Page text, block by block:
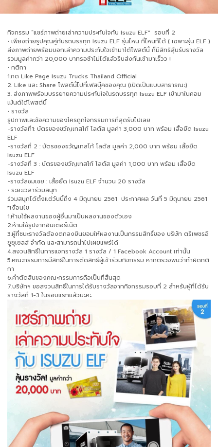
กิจกรรม “แชร์ภาพถ่ายเล่าความประทับใจกับ Isuzu ELF" รอบที่ 2
• เพียงถ่ายรูปคุณคู่กับรถบรรทุก Isuzu ELF รุ่นไหน ที่ไหนก็ได้ ( เฉพาะรุ่น ELF )
ส่งภาพถ่ายพร้อมบอกเล่าความประทับใจเข้ามาใต้โพสต์นี้ ก็มีสิทธิลุ้นรับรางวัล
รวมมูลค่ากว่า 20,000 บาทรอช้าไม่ได้แล้วรีบส่งกันเข้ามาเร็วว !
• กติกา
1.กด Like Page Isuzu Trucks Thailand Official
2. Like และ Share โพสต์นี้ไปที่เฟสบุ๊คของคุณ (เปิดเป็นแบบสาธารณะ)
3. ส่งภาพพร้อมบรรยายความประทับใจในรถบรรทุก Isuzu ELF เข้ามาในคอม
เม้นต์ใต้โพสต์นี้
• รางวัล
รูปภาพและข้อความของใครถูกใจกรรมการที่สุดรับไปเลย
-รางวัลที่1: บัตรของขวัญเทสโก้ โลตัส มูลค่า 3,000 บาท พร้อม เสื้อยืด Isuzu
ELF
-รางวัลที่ 2 : บัตรของขวัญเทสโก้ โลตัส มูลค่า 2,000 บาท พร้อม เสื้อยืด
Isuzu ELF
-รางวัลที่ 3 : บัตรของขวัญเทสโก้ โลตัส มูลค่า 1,000 บาท พร้อม เสื้อยืด
Isuzu ELF
-รางวัลชมเชย : เสื้อยืด Isuzu ELF จำนวน 20 รางวัล
• ระยะเวลาร่วมสนุก
ร่วมสนุกได้ตั้งแต่วันนี้ถึง 4 มิถุนายน 2561 ประกาศผล วันที่ 5 มิถุนายน 2561
*เงื่อนไข
1.ห้ามใช้ผลงานของผู้อื่นมาเป็นผลงานของตัวเอง
2.ห้ามใช้รูปจากอินเตอร์เน็ต
3.ผู้ที่ชนะรางวัลต้องตกลงยินยอมให้ผลงานเป็นกรรมสิทธิ์ของ บริษัท ตรีเพชรอี
ซูซุเซลส์ จำกัด และสามารถนำไปเผยแพร่ได้
4.สงวนสิทธิ์ในการแจกรางวัล 1 รางวัล / 1 Facebook Account เท่านั้น
5.คณะกรรมการมีสิทธิ์ในการตัดสิทธิ์ผู้เข้าร่วมกิจกรรม หากตรวจพบว่าทำผิดกติ
กา
6.คำตัดสินของคณะกรรมการถือเป็นที่สิ้นสุด
7.บริษัทฯ ขอสงวนสิทธิ์ในการได้รับรางวัลจากกิจกรรมรอบที่ 2 สำหรับผู้ที่ได้รับ
รางวัลที่ 1-3 ในรอบแรกแล้วนะคะ